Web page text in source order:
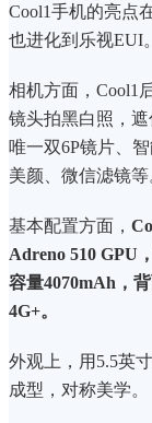
Cool1手机的亮点
也进化到乐视EUI。
相机方面，Cool1
镜头拍黑白照，
唯一双6P镜片、
美颜、微信滤镜等
基本配置方面，
Adreno 510 GPU
容量4070mAh，
4G+。
外观上，用5.5英
成型，对称美学。